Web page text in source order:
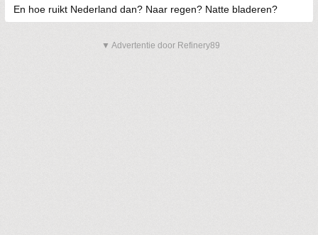
En hoe ruikt Nederland dan? Naar regen? Natte bladeren?
▼ Advertentie door Refinery89